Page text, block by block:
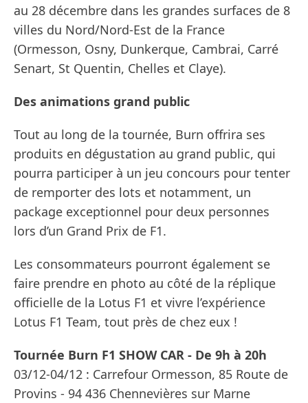
au 28 décembre dans les grandes surfaces de 8
villes du Nord/Nord-Est de la France
(Ormesson, Osny, Dunkerque, Cambrai, Carré
Senart, St Quentin, Chelles et Claye).
Des animations grand public
Tout au long de la tournée, Burn offrira ses
produits en dégustation au grand public, qui
pourra participer à un jeu concours pour tenter
de remporter des lots et notamment, un
package exceptionnel pour deux personnes
lors d’un Grand Prix de F1.
Les consommateurs pourront également se
faire prendre en photo au côté de la réplique
officielle de la Lotus F1 et vivre l’expérience
Lotus F1 Team, tout près de chez eux !
Tournée Burn F1 SHOW CAR - De 9h à 20h
03/12-04/12 : Carrefour Ormesson, 85 Route de
Provins - 94 436 Chennevières sur Marne